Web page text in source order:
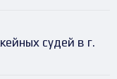
судей в г.